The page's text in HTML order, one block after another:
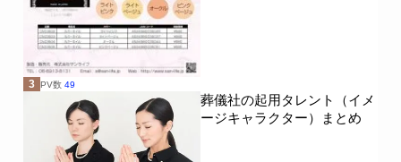
3 PV数 49
葬儀社の起用タレント（イメ
ージキャラクター）まとめ